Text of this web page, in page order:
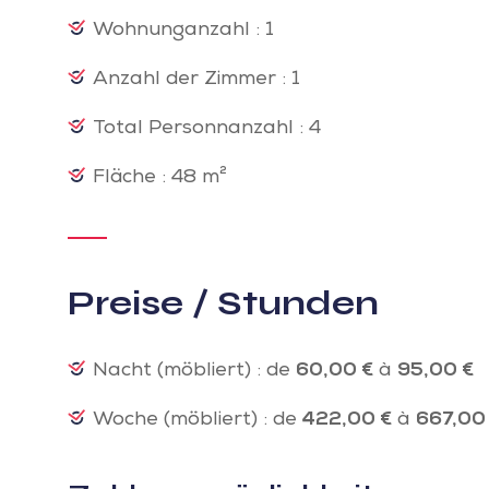
Wohnunganzahl : 1
Anzahl der Zimmer : 1
Total Personnanzahl : 4
Fläche : 48 m²
Preise / Stunden
Nacht (möbliert) : de 60,00 €à 95,00 €
Woche (möbliert) : de 422,00 €à 667,00